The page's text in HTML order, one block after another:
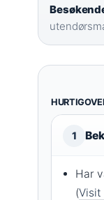
1
Har
(Visit